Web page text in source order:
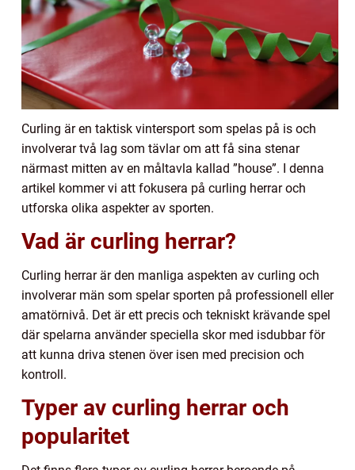
Curling är en taktisk vintersport som spelas på is och
involverar två lag som tävlar om att få sina stenar
närmast mitten av en måltavla kallad ”house”. I denna
artikel kommer vi att fokusera på curling herrar och
utforska olika aspekter av sporten.
Vad är curling herrar?
Curling herrar är den manliga aspekten av curling och
involverar män som spelar sporten på professionell eller
amatörnivå. Det är ett precis och tekniskt krävande spel
där spelarna använder speciella skor med isdubbar för
att kunna driva stenen över isen med precision och
kontroll.
Typer av curling herrar och
popularitet